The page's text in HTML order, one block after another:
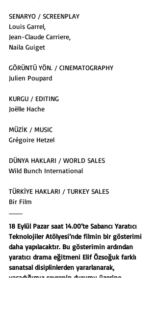
SENARYO / SCREENPLAY
Louis Garrel,
Jean-Claude Carriere,
Naila Guiget
GÖRÜNTÜ YÖN. / CINEMATOGRAPHY
Julien Poupard
KURGU / EDITING
Joëlle Hache
MÜZİK / MUSIC
Grégoire Hetzel
DÜNYA HAKLARI / WORLD SALES
Wild Bunch International
TÜRKİYE HAKLARI / TURKEY SALES
Bir Film
18 Eylül Pazar saat 14.00’te Sabancı Yaratıcı
Teknolojiler Atölyesi’nde filmin bir gösterimi
daha yapılacaktır. Bu gösterimin ardından
yaratıcı drama eğitmeni Elif Özsoğuk farklı
sanatsal disiplinlerden yararlanarak,
yaşadığımız çevrenin durumu üzerine